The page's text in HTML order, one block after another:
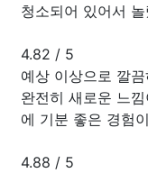
청소되어 있어서
4.82 / 5
예상 이상으로 깔
완전히 새로운 느
에 기분 좋은 경험
4.88 / 5